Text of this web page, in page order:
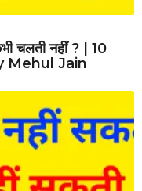
चलती नहीं ? | 10
Mehul Jain